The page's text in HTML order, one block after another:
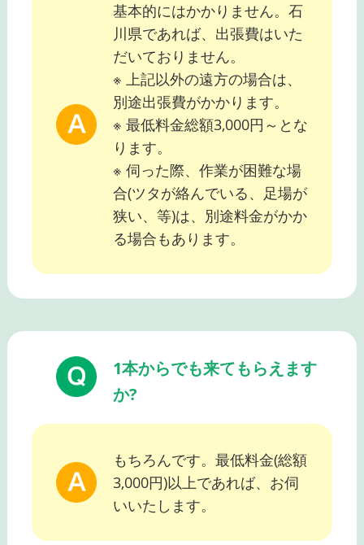
基本的にはかかりません。石
川県であれば、出張費はいた
だいておりません。
※ 上記以外の遠方の場合は、
別途出張費がかかります。
※ 最低料金総額3,000円～とな
ります。
※ 伺った際、作業が困難な場
合(ツタが絡んでいる、足場が
狭い、等)は、別途料金がかか
る場合もあります。
1本からでも来てもらえます
か?
もちろんです。最低料金(総額
3,000円)以上であれば、お伺
いいたします。